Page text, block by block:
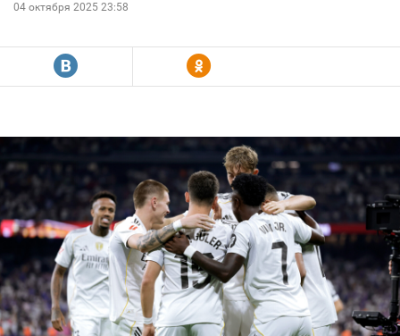
04 октября 2025 23:58
R Y